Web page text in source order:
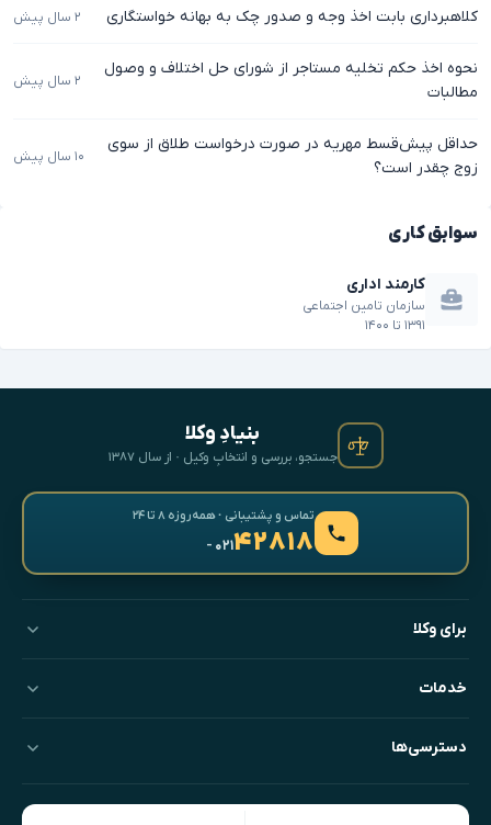
کلاهبرداری بابت اخذ وجه و صدور چک به بهانه خواستگاری ۲ سال پیش
نحوه اخذ حکم تخلیه مستاجر از شورای حل اختلاف و وصول
مطالبات
۲ سال پیش
حداقل پیش‌قسط مهریه در صورت درخواست طلاق از سوی
زوج چقدر است؟
۱۰ سال پیش
سوابق کاری
کارمند اداری
سازمان تامین اجتماعی
۱۳۹۱ تا ۱۴۰۰
بنیادِ وکلا
جستجو، بررسی و انتخابِ وکیل · از سال ۱۳۸۷
تماس و پشتیبانی · همه‌روزه ۸ تا ۲۴
۴۲۸۱۸- ۰۲۱
برای وکلا
خدمات
دسترسی‌ها